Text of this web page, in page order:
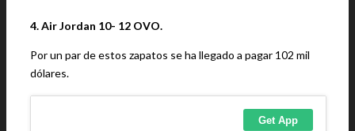
4. Air Jordan 10- 12 OVO.
Por un par de estos zapatos se ha llegado a pagar 102 mil
dólares.